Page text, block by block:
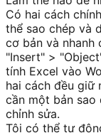
Có hai cách
thể sao chép và
cơ bản và nhanh
"Insert" >
tính Excel vào
hai cách đều giữ
cần một bản
chỉnh sửa.
Tôi có thể tự